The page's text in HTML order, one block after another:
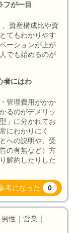
フが一目
資産構成比や資
てもわかりやす
ーションが上が
でも始めるのが
者にはわ
管理費用がかか
るのがデメリッ
」に分かれてお
にわかりにく
への説明や、受
の有無など）方
解約したりした
考になった 0
性｜営業｜